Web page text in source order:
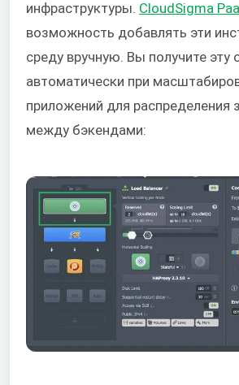
инфраструктуры. CloudSigma
возможность добавлять эти
среду вручную. Вы получите эту
автоматически при
приложений для распределения
между бэкендами: